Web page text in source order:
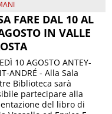
FARE DAL 10 AL
IN VALLE
10 AGOSTO ANTEY-
ANDRÉ - Alla Sala
Biblioteca sarà
partecipare alla
del libro di